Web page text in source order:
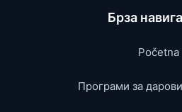
Брза
Početna
Програми за